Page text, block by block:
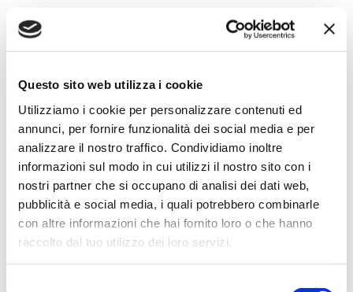
Questo sito web utilizza i cookie
Utilizziamo i cookie per personalizzare contenuti ed
annunci, per fornire funzionalità dei social media e per
analizzare il nostro traffico. Condividiamo inoltre
informazioni sul modo in cui utilizzi il nostro sito con i
nostri partner che si occupano di analisi dei dati web,
pubblicità e social media, i quali potrebbero combinarle
con altre informazioni che hai fornito loro o che hanno
raccolto dal tuo utilizzo dei loro servizi.
La più amata dai servizi finanziari
Di là dai progetti specifici, certo è che la blockchain è di
interesse innanzitutto per i servizi finanziari. LaGlobal
finanziario è certamente quello che ha maggior interesse
ad implementare questo paradigma. Vengono poi il
manifatturiero, energia e utility, settore sanitario. Gli Stati
Uniti sono il centro principale ad ora, in prospettiva la Cina
tenderà ad assumere un ruolo leader.
L’analisi di PwC mette anche in luce imaggiori ostacoli
alla blockchain : si va dall’incertezza normativa, alla
mancanza di fiducia degli utenti, alla difficoltà di mettere
insieme la rete. Come ha evidenziato anche l’ultimo
Rapporto ABI Lab 2019 “Uno dei punti cruciali per facilitare
e abilitare l’utilizzo del paradigma tecnologico riguarda la
scelta corretta del modello di blockchain/Dlt in termini di
caratteristiche tecniche della piattaforma, standard